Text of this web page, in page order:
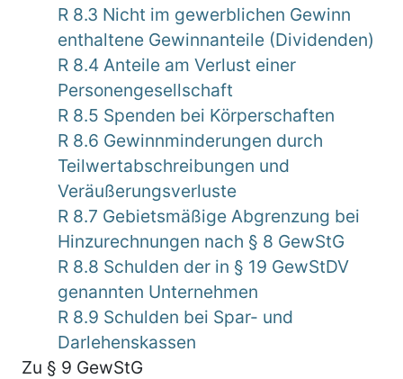
R 8.3 Nicht im gewerblichen Gewinn
enthaltene Gewinnanteile (Dividenden)
R 8.4 Anteile am Verlust einer
Personengesellschaft
R 8.5 Spenden bei Körperschaften
R 8.6 Gewinnminderungen durch
Teilwertabschreibungen und
Veräußerungsverluste
R 8.7 Gebietsmäßige Abgrenzung bei
Hinzurechnungen nach § 8 GewStG
R 8.8 Schulden der in § 19 GewStDV
genannten Unternehmen
R 8.9 Schulden bei Spar- und
Darlehenskassen
Zu § 9 GewStG